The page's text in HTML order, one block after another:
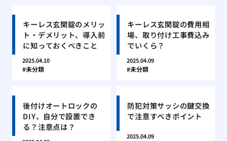
キーレス玄関錠のメリッ
ト・デメリット、導入前
に知っておくべきこと
2025.04.10
未分類
キーレス玄関錠の費用相
場、取り付け工事費込み
でいくら？
2025.04.09
未分類
後付けオートロックの
DIY、自分で設置でき
る？注意点は？
防犯対策サッシの鍵交換
で注意すべきポイント
2025.04.09